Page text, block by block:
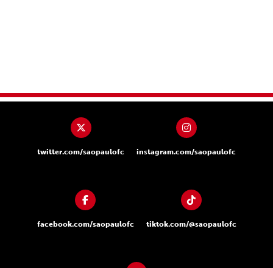
twitter.com/saopaulofc instagram.com/saopaulofc
facebook.com/saopaulofc tiktok.com/@saopaulofc